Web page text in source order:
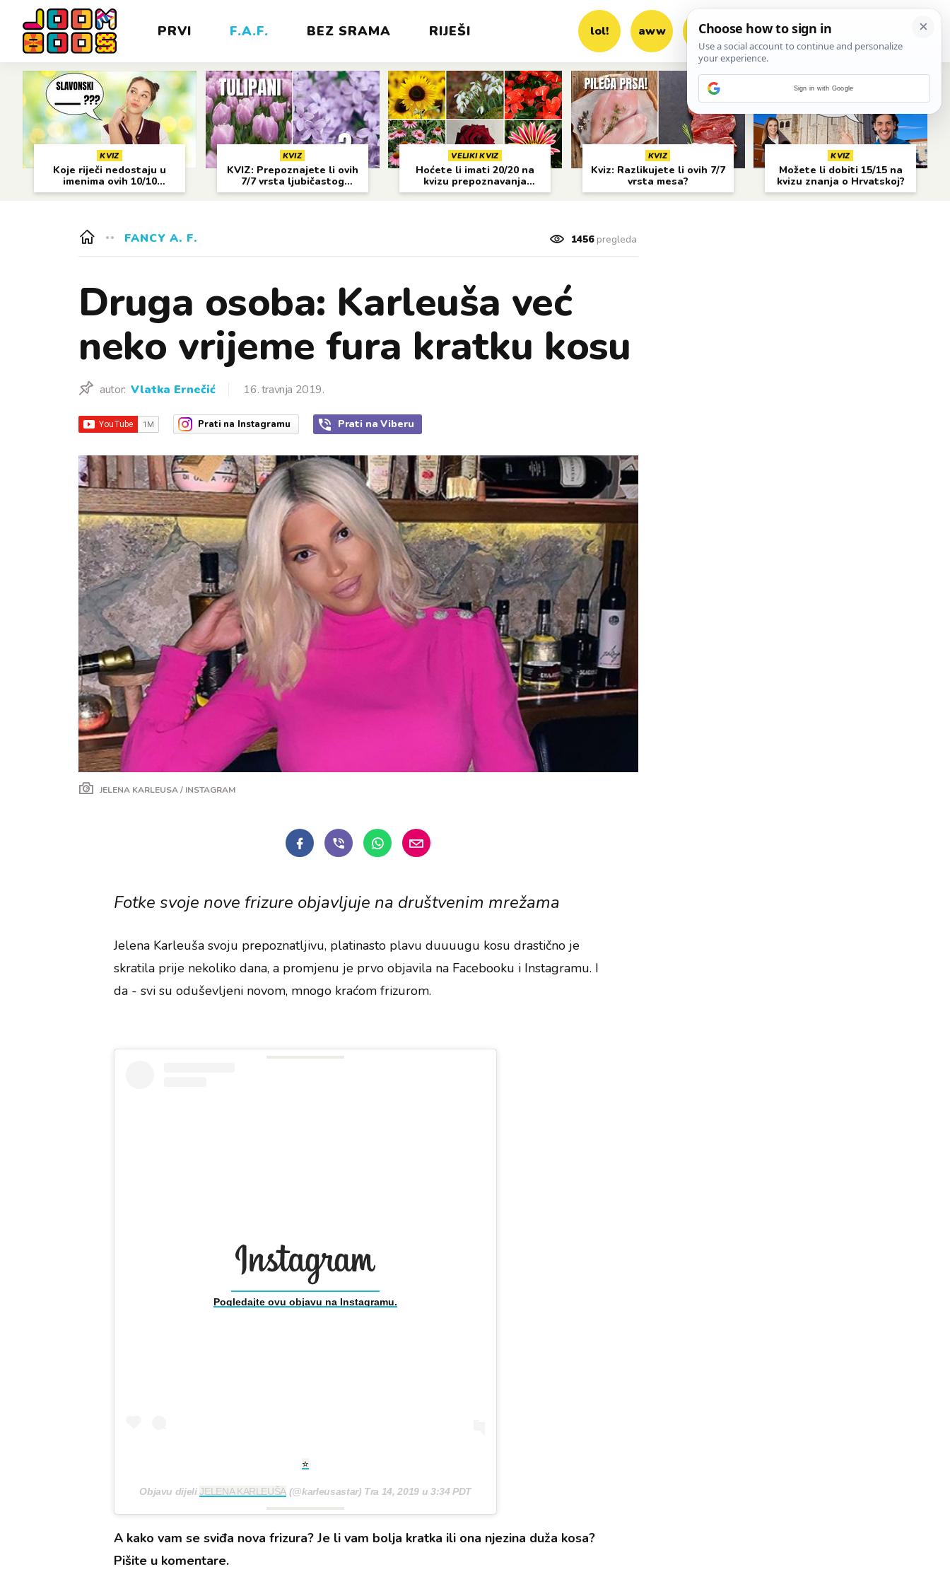
PRVI F.A.F. BEZ SRAMA RIJEŠI lol! aww vrh! woot?!
KVIZ
Koje riječi nedostaju u
imenima ovih 10/10
gradova?
KVIZ
KVIZ: Prepoznajete li ovih
7/7 vrsta ljubičastog
cvijeća?
VELIKI KVIZ
Hoćete li imati 20/20 na
kvizu prepoznavanja
cvijeća?
KVIZ
Kviz: Razlikujete li ovih 7/7
vrsta mesa?
KVIZ
Možete li dobiti 15/15 na
kvizu znanja o Hrvatskoj?
FANCY A. F. 1456pregleda
Druga osoba: Karleuša već
neko vrijeme fura kratku kosu
autor: Vlatka Ernečić 16. travnja 2019.
Prati na Instagramu Prati na Viberu
JELENA KARLEUSA / INSTAGRAM
Fotke svoje nove frizure objavljuje na društvenim mrežama
Jelena Karleuša svoju prepoznatljivu, platinasto plavu duuuugu kosu drastično je
skratila prije nekoliko dana, a promjenu je prvo objavila na Facebooku i Instagramu. I
da - svi su oduševljeni novom, mnogo kraćom frizurom.
Pogledajte ovu objavu na Instagramu.
⭐️
Objavu dijeliJELENA KARLEUŠA (@karleusastar) Tra 14, 2019 u 3:34 PDT
A kako vam se sviđa nova frizura? Je li vam bolja kratka ili ona njezina duža kosa?
Pišite u komentare.
Sign in with Google